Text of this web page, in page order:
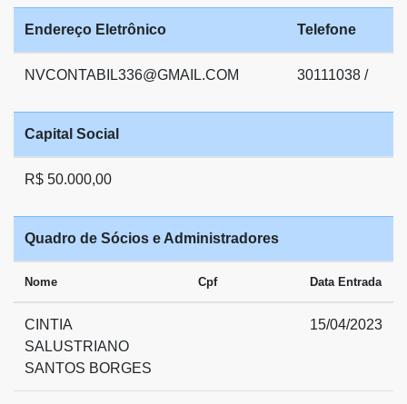
Endereço Eletrônico Telefone
NVCONTABIL336@GMAIL.COM 30111038 /
Capital Social
R$ 50.000,00
Quadro de Sócios e Administradores
Nome Cpf Data Entrada
CINTIA
SALUSTRIANO
SANTOS BORGES
15/04/2023